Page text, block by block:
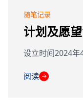
随笔记录
计划及愿
设立时间2024
阅读 →